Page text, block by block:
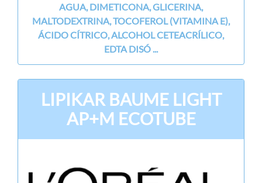
AGUA, DIMETICONA, GLICERINA,
MALTODEXTRINA, TOCOFEROL (VITAMINA E),
ÁCIDO CÍTRICO, ALCOHOL CETEACRÍLICO,
EDTA DISÓ ...
LIPIKAR BAUME LIGHT
AP+M ECOTUBE